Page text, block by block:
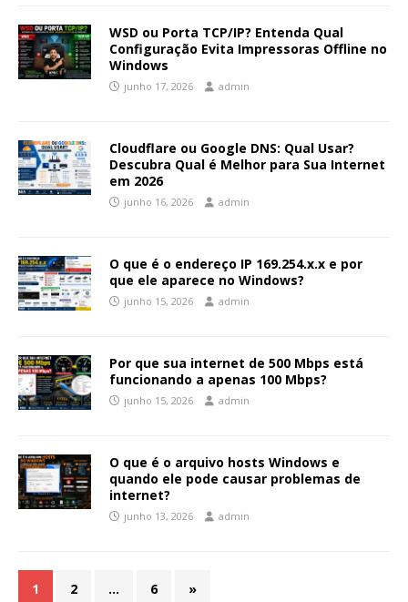
WSD ou Porta TCP/IP? Entenda Qual
Configuração Evita Impressoras Offline no
Windows
junho 17, 2026 admin
Cloudflare ou Google DNS: Qual Usar?
Descubra Qual é Melhor para Sua Internet
em 2026
junho 16, 2026 admin
O que é o endereço IP 169.254.x.x e por
que ele aparece no Windows?
junho 15, 2026 admin
Por que sua internet de 500 Mbps está
funcionando a apenas 100 Mbps?
junho 15, 2026 admin
O que é o arquivo hosts Windows e
quando ele pode causar problemas de
internet?
junho 13, 2026 admin
1 2 … 6 »